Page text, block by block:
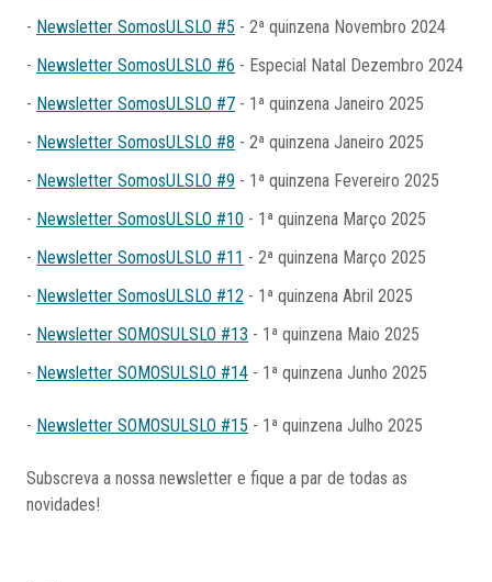
- Newsletter SomosULSLO #5 - 2ª quinzena Novembro 2024
- Newsletter SomosULSLO #6 - Especial Natal Dezembro 2024
- Newsletter SomosULSLO #7 - 1ª quinzena Janeiro 2025
- Newsletter SomosULSLO #8 - 2ª quinzena Janeiro 2025
- Newsletter SomosULSLO #9 - 1ª quinzena Fevereiro 2025
- Newsletter SomosULSLO #10 - 1ª quinzena Março 2025
- Newsletter SomosULSLO #11 - 2ª quinzena Março 2025
- Newsletter SomosULSLO #12 - 1ª quinzena Abril 2025
- Newsletter SOMOSULSLO #13 - 1ª quinzena Maio 2025
- Newsletter SOMOSULSLO #14 - 1ª quinzena Junho 2025
- Newsletter SOMOSULSLO #15 - 1ª quinzena Julho 2025
Subscreva a nossa newsletter e fique a par de todas as
novidades!